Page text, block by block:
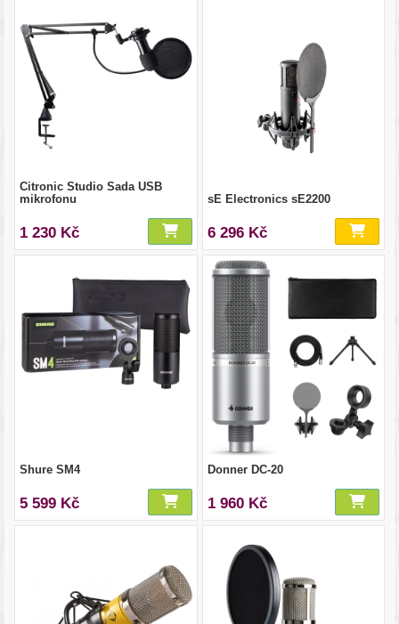
Citronic Studio Sada USB
mikrofonu
1 230 Kč
sE Electronics sE2200
6 296 Kč
Shure SM4
5 599 Kč
Donner DC-20
1 960 Kč